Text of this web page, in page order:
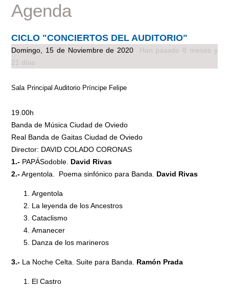
Agenda
CICLO "CONCIERTOS DEL AUDITORIO"
Domingo, 15 de Noviembre de 2020 Han pasado 8 meses y
21 días
Sala Principal Auditorio Príncipe Felipe
19.00h
Banda de Música Ciudad de Oviedo
Real Banda de Gaitas Ciudad de Oviedo
Director: DAVID COLADO CORONAS
1.- PAPÁSodoble. David Rivas
2.-Argentola. Poema sinfónico para Banda. David Rivas
Argentola
La leyenda de los Ancestros
Cataclismo
Amanecer
Danza de los marineros
3.- La Noche Celta. Suite para Banda. Ramón Prada
El Castro